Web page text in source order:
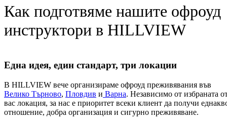
Как подготвяме нашите офроуд
инструктори в HILLVIEW
Една идея, един стандарт, три локации
В HILLVIEW вече организираме офроуд преживявания във
Велико Търново, Пловдив и Варна. Независимо от избраната
вас локация, за нас е приоритет всеки клиент да получи
отношение, добра организация и сигурно преживяване.